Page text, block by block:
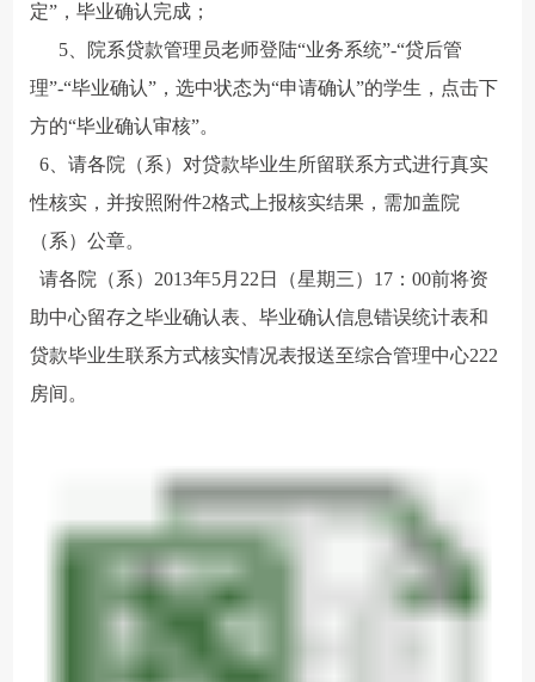
定”，毕业确认完成；
5、院系贷款管理员老师登陆“业务系统”-“贷后管
理”-“毕业确认”，选中状态为“申请确认”的学生，点击下
方的“毕业确认审核”。
6、请各院（系）对贷款毕业生所留联系方式进行真实
性核实，并按照附件2格式上报核实结果，需加盖院
（系）公章。
请各院（系）2013年5月22日（星期三）17：00前将资
助中心留存之毕业确认表、毕业确认信息错误统计表和
贷款毕业生联系方式核实情况表报送至综合管理中心222
房间。